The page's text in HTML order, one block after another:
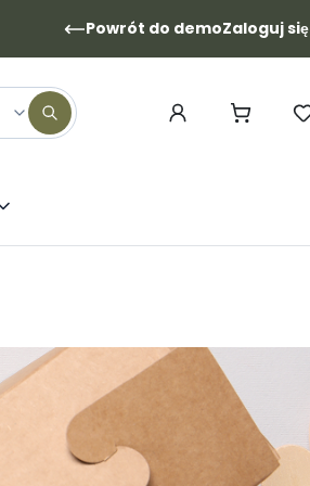
Powrót do demoZaloguj się